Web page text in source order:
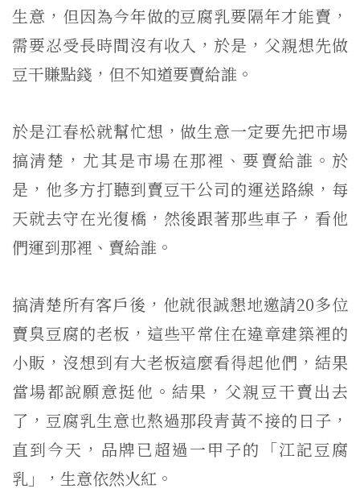
生意，但因為今年做的豆腐乳要隔年才能賣，
需要忍受長時間沒有收入，於是，父親想先做
豆干賺點錢，但不知道要賣給誰。
於是江春松就幫忙想，做生意一定要先把市場
搞清楚，尤其是市場在那裡、要賣給誰。於
是，他多方打聽到賣豆干公司的運送路線，每
天就去守在光復橋，然後跟著那些車子，看他
們運到那裡、賣給誰。
搞清楚所有客戶後，他就很誠懇地邀請20多位
賣臭豆腐的老板，這些平常住在違章建築裡的
小販，沒想到有大老板這麼看得起他們，結果
當場都說願意挺他。結果，父親豆干賣出去
了，豆腐乳生意也熬過那段青黃不接的日子，
直到今天，品牌已超過一甲子的「江記豆腐
乳」，生意依然火紅。